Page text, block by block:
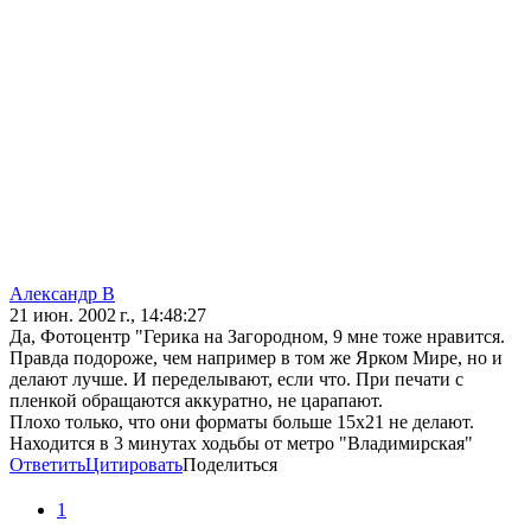
Александр В
21 июн. 2002 г., 14:48:27
Да, Фотоцентр "Герика на Загородном, 9 мне тоже нравится.
Правда подороже, чем например в том же Ярком Мире, но и
делают лучше. И переделывают, если что. При печати с
пленкой обращаются аккуратно, не царапают.
Плохо только, что они форматы больше 15х21 не делают.
Находится в 3 минутах ходьбы от метро "Владимирская"
ОтветитьЦитироватьПоделиться
1